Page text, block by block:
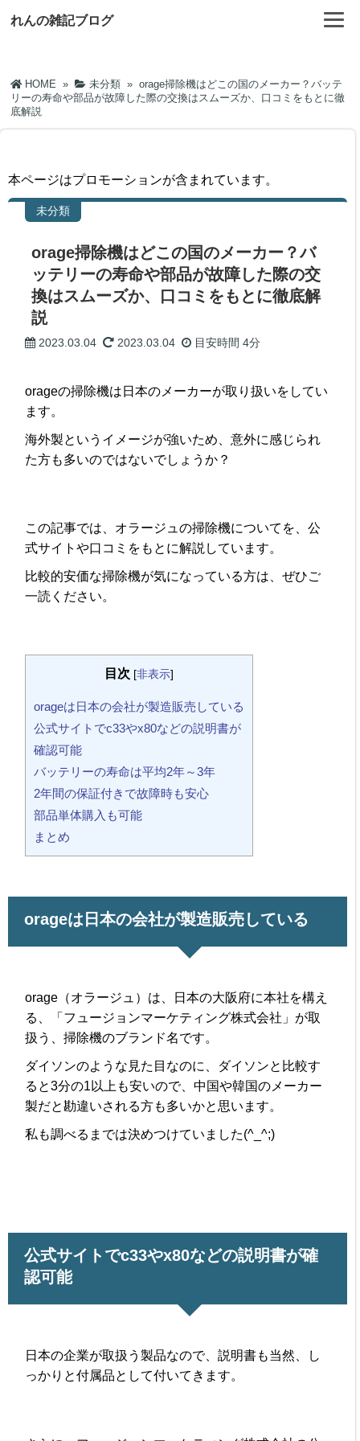
れんの雑記ブログ
HOME » 未分類 » orage掃除機はどこの国のメーカー？バッテ
リーの寿命や部品が故障した際の交換はスムーズか、口コミをもとに徹
底解説
本ページはプロモーションが含まれています。
未分類
orage掃除機はどこの国のメーカー？バ
ッテリーの寿命や部品が故障した際の交
換はスムーズか、口コミをもとに徹底解
説
2023.03.04 2023.03.04 目安時間4分
orageの掃除機は日本のメーカーが取り扱いをしてい
ます。
海外製というイメージが強いため、意外に感じられ
た方も多いのではないでしょうか？
この記事では、オラージュの掃除機についてを、公
式サイトや口コミをもとに解説しています。
比較的安価な掃除機が気になっている方は、ぜひご
一読ください。
目次 [非表示]
orageは日本の会社が製造販売している
公式サイトでc33やx80などの説明書が
確認可能
バッテリーの寿命は平均2年～3年
2年間の保証付きで故障時も安心
部品単体購入も可能
まとめ
orageは日本の会社が製造販売している
orage（オラージュ）は、日本の大阪府に本社を構え
る、「フュージョンマーケティング株式会社」が取
扱う、掃除機のブランド名です。
ダイソンのような見た目なのに、ダイソンと比較す
ると3分の1以上も安いので、中国や韓国のメーカー
製だと勘違いされる方も多いかと思います。
私も調べるまでは決めつけていました(^_^;)
公式サイトでc33やx80などの説明書が確
認可能
日本の企業が取扱う製品なので、説明書も当然、し
っかりと付属品として付いてきます。